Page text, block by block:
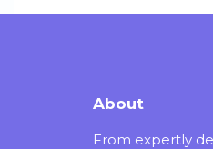
About
From expertly